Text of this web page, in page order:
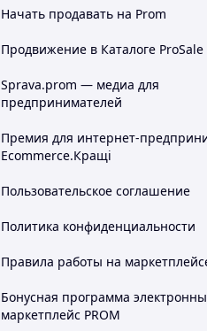
Начать продавать на Prom
Продвижение в Каталоге ProSale
Sprava.prom — медиа для
предпринимателей
Премия для интернет-
Ecommerce.Кращі
Пользовательское соглашение
Политика конфиденциальности
Правила работы на
Бонусная программа
маркетплейс PROM